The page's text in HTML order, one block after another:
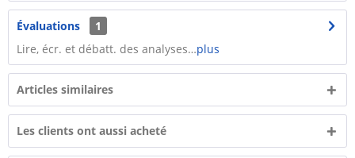
Évaluations
1
Lire, écr. et débatt. des analyses…plus
Articles similaires
Les clients ont aussi acheté